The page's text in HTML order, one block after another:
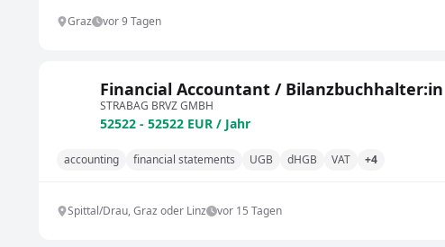
Graz vor 9 Tagen
Financial Accountant / Bilanzbuchhalter:in
STRABAG BRVZ GMBH
52522 - 52522 EUR / Jahr
accounting financial statements UGB dHGB VAT +4
Spittal/Drau, Graz oder Linz vor 15 Tagen